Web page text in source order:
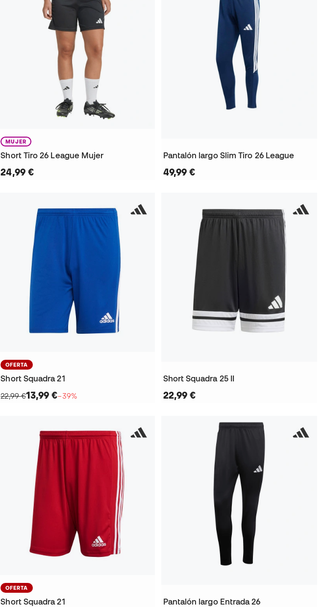
MUJER
Short Tiro 26 League Mujer
24,99 €
Pantalón largo Slim Tiro 26 League
49,99 €
OFERTA
Short Squadra 21
22,99 €13,99 €−39%
Short Squadra 25 II
22,99 €
OFERTA
Short Squadra 21
Pantalón largo Entrada 26